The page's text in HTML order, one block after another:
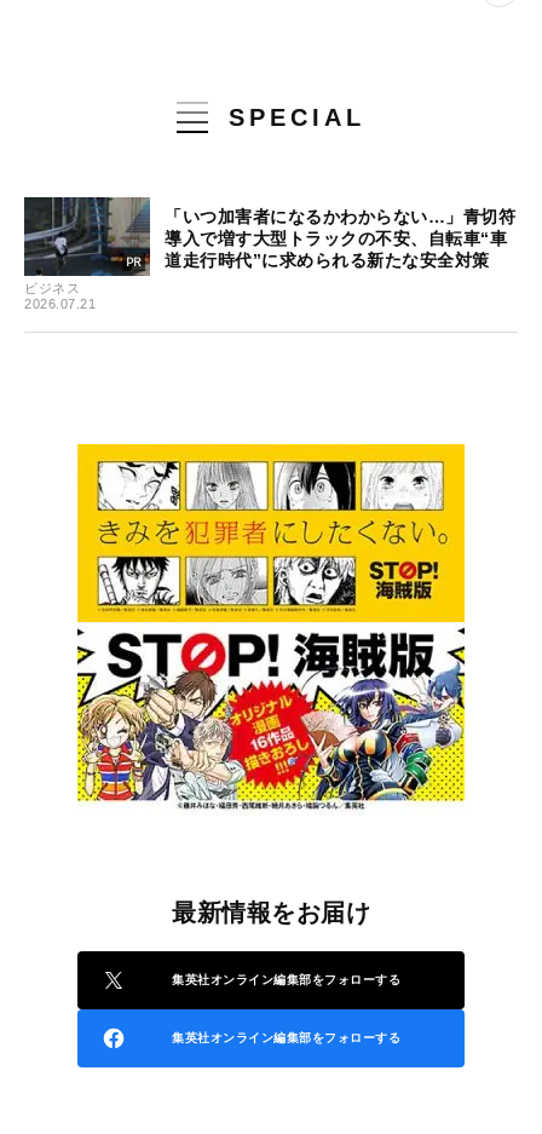
SPECIAL
ビジネス
2026.07.21
「いつ加害者になるかわからない…」青切符
導入で増す大型トラックの不安、自転車“車
道走行時代”に求められる新たな安全対策
最新情報をお届け
集英社オンライン編集部をフォローする
集英社オンライン編集部をフォローする